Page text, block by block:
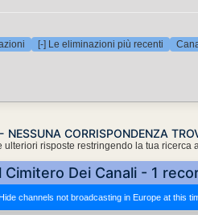
[-] Le eliminazioni più recenti
NESSUNA CORRISPONDENZA
risposte restringendo la tua ricerca
Cimitero Dei Canali - 1